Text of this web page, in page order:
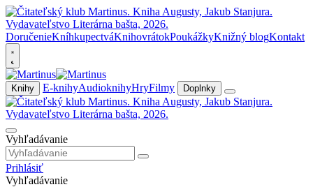
DoručenieKníhkupectváKnihovrátokPoukážkyKnižný blogKontakt
Knihy E-knihyAudioknihyHryFilmy Doplnky
Vyhľadávanie
Prihlásiť
Vyhľadávanie